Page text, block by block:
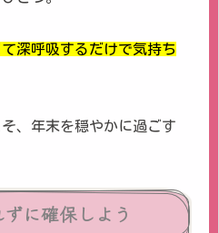
深呼吸するだけで気持ち
、年末を穏やかに過ごす
に確保しよう